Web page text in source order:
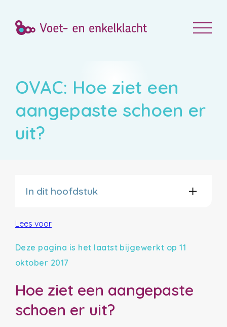
OVAC: Hoe ziet een
aangepaste schoen er
uit?
In dit hoofdstuk
Lees voor
Deze pagina is het laatst bijgewerkt op 11
oktober 2017
Hoe ziet een aangepaste
schoen er uit?